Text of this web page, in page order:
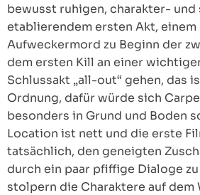
bewusst ruhigen, charakter-
etablierendem ersten Akt, einem
Aufweckermord zu Beginn der
dem ersten Kill an einer
Schlussakt „all-out“ gehen, das
Ordnung, dafür würde sich
besonders in Grund und Boden
Location ist nett und die erste
tatsächlich, den geneigten
durch ein paar pfiffige Dialoge
stolpern die Charaktere auf dem